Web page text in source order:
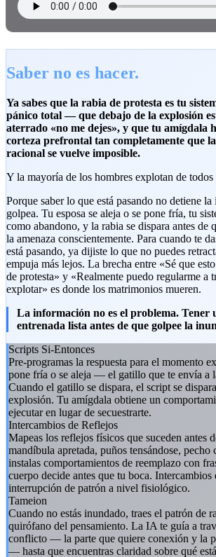
Saber no es hacer.
Ya sabes que la rabia de protesta es tu
pánico total — que debajo de la explosión
aterrado «no me dejes», y que tu amígdala
corteza prefrontal tan completamente que
racional se vuelve imposible.
Y la mayoría de los hombres explotan de todos
Porque saber lo que está pasando no detiene
golpea. Tu esposa se aleja o se pone fría, tu
como abandono, y la rabia se dispara antes de
la amenaza conscientemente. Para cuando te
está pasando, ya dijiste lo que no puedes
empuja más lejos. La brecha entre «Sé que
de protesta» y «Realmente puedo regularme a
explotar» es donde los matrimonios mueren.
La información no es el problema. Tener
entrenada lista antes de que golpee la
Scripts Si-Entonces
Pre-programas la respuesta para el momento
pone fría o se aleja — el gatillo que te envía a
Cuando el gatillo se dispara, el script se
explosión. Tu amígdala obtiene un
ejecutar en lugar de secuestrarte.
Intercambios de Reflejos
Mapeas los reflejos físicos que suceden antes
mandíbula apretada, puños tensándose,
instalas comportamientos de reemplazo con
cuerpo decide antes que tu boca. Intercambios
interrupción de patrón a nivel fisiológico.
Tameion
Cuando no estás inundado, traes el patrón de
quirófano del pensamiento. La IA te guía a
conflicto — la parte que quiere conexión y la
— hasta que encuentras claridad sobre qué